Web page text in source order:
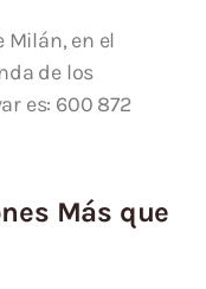
en el
de los
es: 600 872
Más que